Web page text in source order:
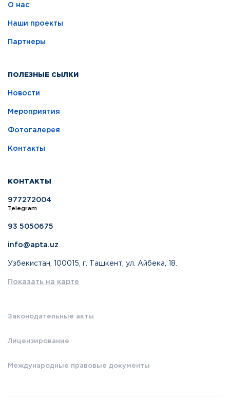
О нас
Наши проекты
Партнеры
ПОЛЕЗНЫЕ СЫЛКИ
Новости
Мероприятия
Фотогалерея
Контакты
КОНТАКТЫ
977272004
Telegram
93 5050675
info@apta.uz
Узбекистан, 100015, г. Ташкент, ул. Айбека, 18.
Показать на карте
Законодательные акты
Лицензирование
Международные правовые документы